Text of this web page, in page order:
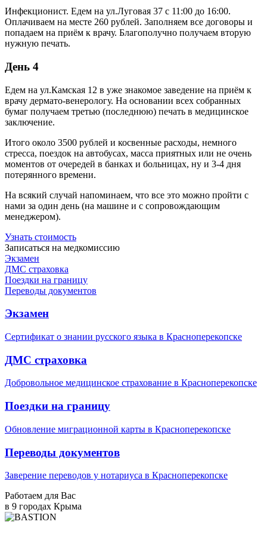
Инфекционист. Едем на ул.Луговая 37 с 11:00 до 16:00.
Оплачиваем на месте 260 рублей. Заполняем все договоры и
попадаем на приём к врачу. Благополучно получаем вторую
нужную печать.
День 4
Едем на ул.Камская 12 в уже знакомое заведение на приём к
врачу дермато-венерологу. На основании всех собранных
бумаг получаем третью (последнюю) печать в медицинское
заключение.
Итого около 3500 рублей и косвенные расходы, немного
стресса, поездок на автобусах, масса приятных или не очень
моментов от очередей в банках и больницах, ну и 3-4 дня
потерянного времени.
На всякий случай напоминаем, что все это можно пройти с
нами за один день (на машине и с сопровождающим
менеджером).
Узнать стоимость
Записаться на медкомиссию
Экзамен
ДМС страховка
Поездки на границу
Переводы документов
Экзамен
Сертификат о знании русского языка в Красноперекопске
ДМС страховка
Добровольное медицинское страхование в Красноперекопске
Поездки на границу
Обновление миграционной карты в Красноперекопске
Переводы документов
Заверение переводов у нотариуса в Красноперекопске
Работаем для Вас
в 9 городах Крыма